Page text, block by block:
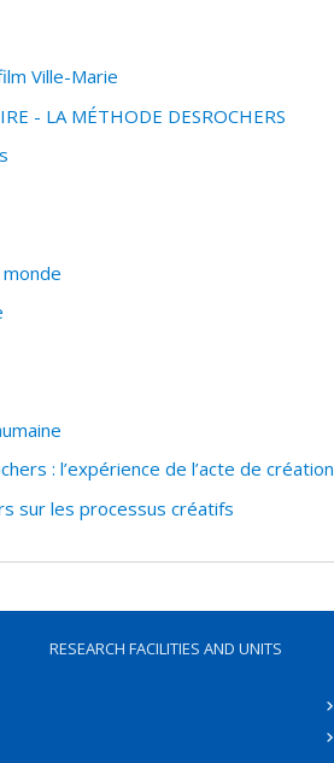
Ville-Marie
- LA MÉTHODE DESROCHERS
: l’expérience de l’acte de création
sur les processus créatifs
RESEARCH FACILITIES AND UNITS